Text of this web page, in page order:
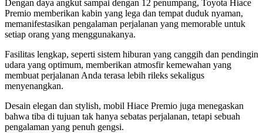
Dengan daya angkut sampai dengan 12 penumpang, Toyota Hiace
Premio memberikan kabin yang lega dan tempat duduk nyaman,
memanifestasikan pengalaman perjalanan yang memorable untuk
setiap orang yang menggunakanya.
Fasilitas lengkap, seperti sistem hiburan yang canggih dan pendingin
udara yang optimum, memberikan atmosfir kemewahan yang
membuat perjalanan Anda terasa lebih rileks sekaligus
menyenangkan.
Desain elegan dan stylish, mobil Hiace Premio juga menegaskan
bahwa tiba di tujuan tak hanya sebatas perjalanan, tetapi sebuah
pengalaman yang penuh gengsi.